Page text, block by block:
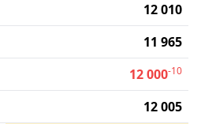
12 010
11 965
12 000-10
12 005